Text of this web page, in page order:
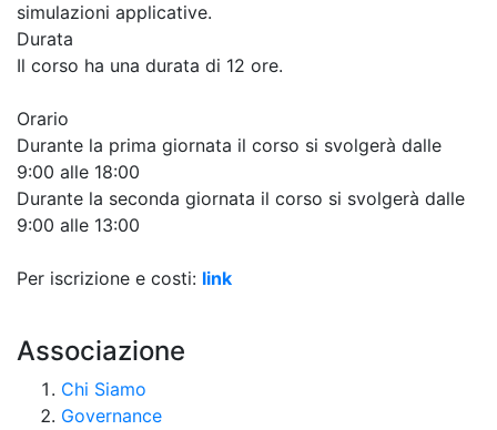
simulazioni applicative.
Durata
Il corso ha una durata di 12 ore.
Orario
Durante la prima giornata il corso si svolgerà dalle
9:00 alle 18:00
Durante la seconda giornata il corso si svolgerà dalle
9:00 alle 13:00
Per iscrizione e costi: link
Associazione
Chi Siamo
Governance